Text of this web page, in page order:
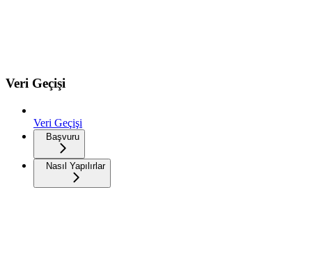
Veri Geçişi
Veri Geçişi
Başvuru
Nasıl Yapılırlar